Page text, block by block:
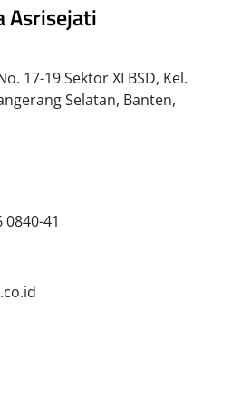
Asrisejati
17-19 Sektor XI BSD, Kel.
Selatan, Banten,
41